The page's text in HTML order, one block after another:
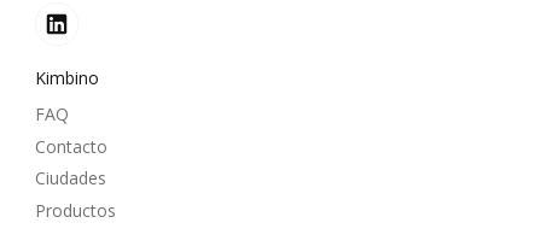
Kimbino
FAQ
Contacto
Ciudades
Productos